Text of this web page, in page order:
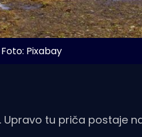
Foto: Pixabay
tu priča postaje